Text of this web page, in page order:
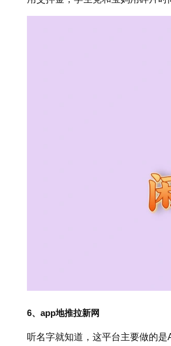
6、app地推拉新网
听名字就知道，这平台主要做的